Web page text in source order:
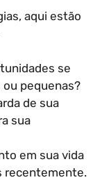
aqui estão
se
pequenas?
de sua
sua
em sua vida
recentemente.